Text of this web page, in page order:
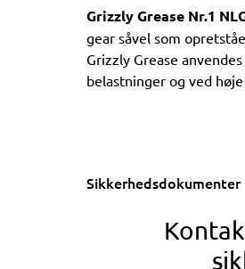
Grizzly Grease Nr.1
gear såvel som
Grizzly Grease
belastninger og ved
Sikkerhedsdokumenter